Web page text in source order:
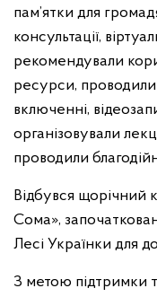
пам’ятки для
консультації,
рекомендували
ресурси,
включенні,
організовували
проводили
Відбувся щорічний
Сома»,
Лесі Українки для
З метою підтримки